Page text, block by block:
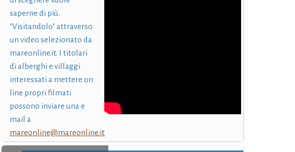
saperne di più.
"Visitandolo" attraverso
un video selezionato da
mareonline.it. I titolari
di alberghi e villaggi
interessati a mettere on
line propri filmati
possono inviare una e
mail a
mareonline@mareonline.it